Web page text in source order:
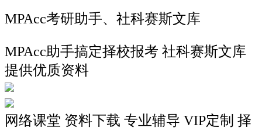
MPAcc考研助手、社科赛斯文库
MPAcc助手搞定择校报考 社科赛斯文库
提供优质资料
网络课堂 资料下载 专业辅导 VIP定制 择